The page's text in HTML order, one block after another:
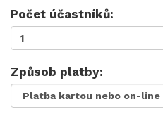
Počet účastníků:
Způsob platby: